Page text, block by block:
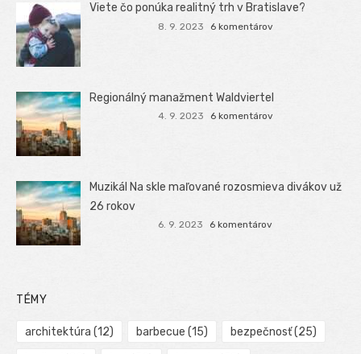
Viete čo ponúka realitný trh v Bratislave?
8. 9. 2023 6 komentárov
Regionálný manažment Waldviertel
4. 9. 2023 6 komentárov
Muzikál Na skle maľované rozosmieva divákov už
26 rokov
6. 9. 2023 6 komentárov
TÉMY
architektúra (12) barbecue (15) bezpečnosť(25)